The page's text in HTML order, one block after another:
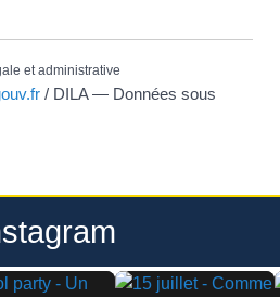
et administrative
/ DILA — Données sous